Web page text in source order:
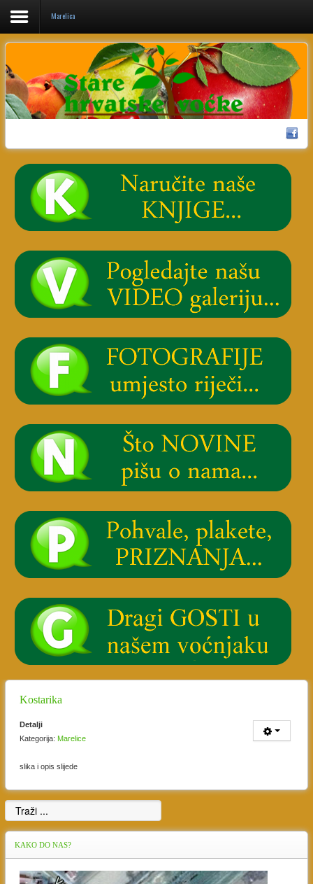
Marelica
Kostarika
Detalji
Kategorija: Marelice
slika i opis slijede
KAKO DO NAS?